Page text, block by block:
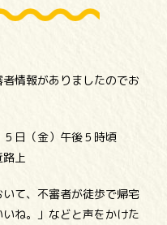
情報がありましたのでお
日（金）午後５時頃
上
、不審者が徒歩で帰宅
ね。」などと声をかけた